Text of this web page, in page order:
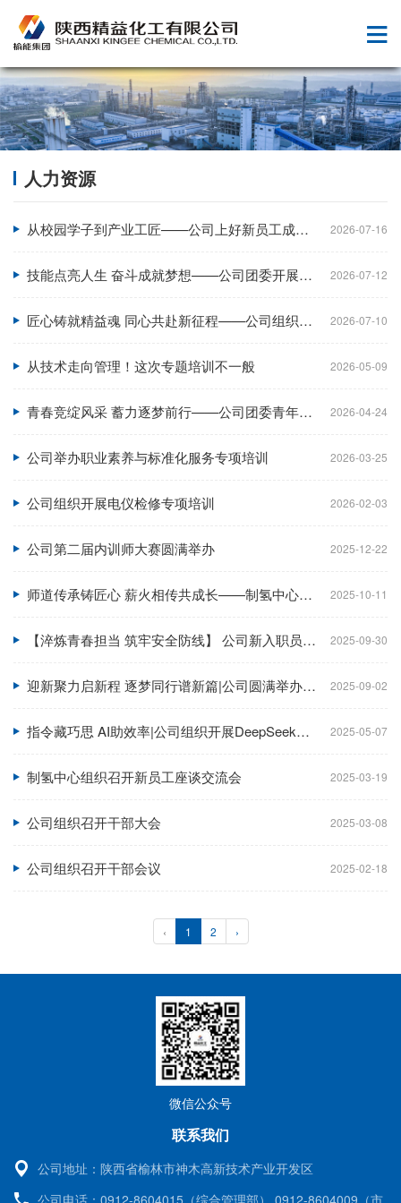
人力资源
从校园学子到产业工匠——公司上好新员工成长成才第一课 2026-07-16
技能点亮人生 奋斗成就梦想——公司团委开展劳模工匠专题培训讲座 2026-07-12
匠心铸就精益魂 同心共赴新征程——公司组织新员工开展拓展训练 2026-07-10
从技术走向管理！这次专题培训不一般 2026-05-09
青春竞绽风采 蓄力逐梦前行——公司团委青年员工模拟竞聘活动圆满落幕 2026-04-24
公司举办职业素养与标准化服务专项培训 2026-03-25
公司组织开展电仪检修专项培训 2026-02-03
公司第二届内训师大赛圆满举办 2025-12-22
师道传承铸匠心 薪火相传共成长——制氢中心举办师徒结对拜师会 2025-10-11
【淬炼青春担当 筑牢安全防线】 公司新入职员工军训暨汇报演出圆满落幕 2025-09-30
迎新聚力启新程 逐梦同行谱新篇|公司圆满举办2025年迎新会 2025-09-02
指令藏巧思 AI助效率|公司组织开展DeepSeek实操培训 2025-05-07
制氢中心组织召开新员工座谈交流会 2025-03-19
公司组织召开干部大会 2025-03-08
公司组织召开干部会议 2025-02-18
‹ 1 2 ›
微信公众号
联系我们
公司地址： 陕西省榆林市神木高新技术产业开发区